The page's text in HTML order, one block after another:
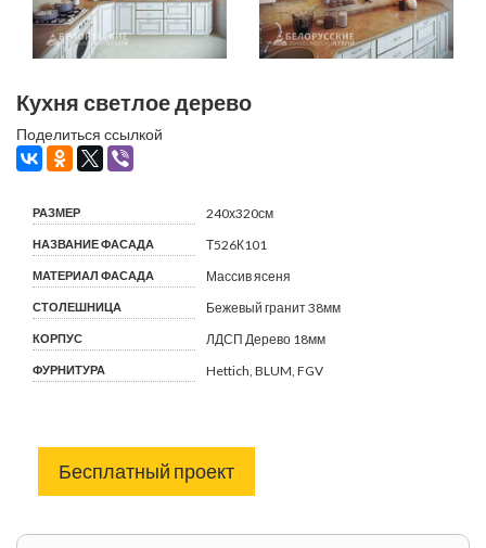
Кухня светлое дерево
Поделиться ссылкой
РАЗМЕР 240х320см
НАЗВАНИЕ ФАСАДА Т526К101
МАТЕРИАЛ ФАСАДА Массив ясеня
СТОЛЕШНИЦА Бежевый гранит 38мм
КОРПУС ЛДСП Дерево 18мм
ФУРНИТУРА Hettich, BLUM, FGV
Бесплатный проект